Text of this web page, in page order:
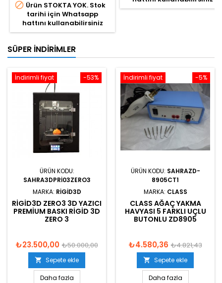
 Ürün STOKTA YOK. Stok
tarihi için Whatsapp
hattını kullanabilirsiniz
SÜPER İNDIRIMLER
-53%
İndirimli fiyat
ÜRÜN KODU:
SAHRA3DPRI03ZERO3
MARKA: RIGID3D
RIGID3D ZERO3 3D YAZICI
PREMIUM BASKI RIGID 3D
ZERO 3
₺23.500,00 ₺50.000,00
 Sepete ekle
Daha fazla
-5%
İndirimli fiyat
ÜRÜN KODU: SAHRAZD-
8905CT1
MARKA: CLASS
CLASS AĞAÇ YAKMA
HAVYASI 5 FARKLI UÇLU
BUTONLU ZD8905
₺4.580,36 ₺4.821,43
 Sepete ekle
Daha fazla